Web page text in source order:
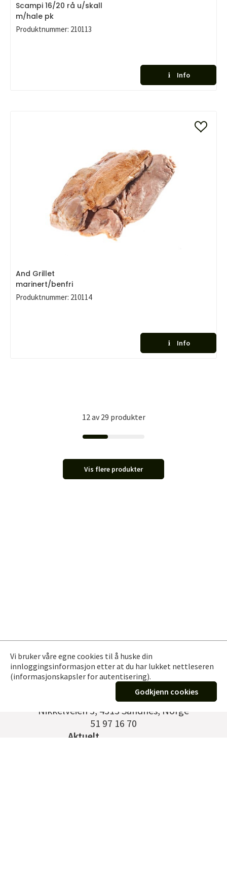
Scampi 16/20 rå u/skall
m/hale pk
Produktnummer: 210113
Info
And Grillet
marinert/benfri
Produktnummer: 210114
Info
12av 29 produkter
Vis flere produkter
Germann Vervik EFTF AS
Nikkelveien 3, 4313 Sandnes, Norge
51 97 16 70
Aktuelt
Vi bruker våre egne cookies til å huske din
innloggingsinformasjon etter at du har lukket nettleseren
(informasjonskapsler for autentisering).
Godkjenn cookies